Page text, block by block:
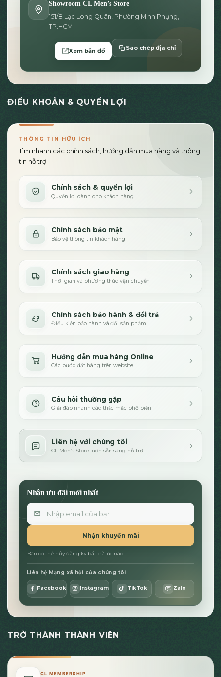
Showroom CL Men’s Store
151/8 Lạc Long Quân, Phường Minh Phụng,
TP.HCM
Xem bản đồ Sao chép địa chỉ
ĐIỀU KHOẢN & QUYỀN LỢI
THÔNG TIN HỮU ÍCH
Tìm nhanh các chính sách, hướng dẫn mua hàng và thông
tin hỗ trợ.
Chính sách & quyền lợi
Quyền lợi dành cho khách hàng
Chính sách bảo mật
Bảo vệ thông tin khách hàng
Chính sách giao hàng
Thời gian và phương thức vận chuyển
Chính sách bảo hành & đổi trả
Điều kiện bảo hành và đổi sản phẩm
Hướng dẫn mua hàng Online
Các bước đặt hàng trên website
Câu hỏi thường gặp
Giải đáp nhanh các thắc mắc phổ biến
Liên hệ với chúng tôi
CL Men’s Store luôn sẵn sàng hỗ trợ
Nhận ưu đãi mới nhất
Email
Nhận khuyến mãi
Bạn có thể hủy đăng ký bất cứ lúc nào.
Liên hệ Mạng xã hội của chúng tôi
Facebook Instagram TikTok Zalo
TRỞ THÀNH THÀNH VIÊN
CL MEMBERSHIP